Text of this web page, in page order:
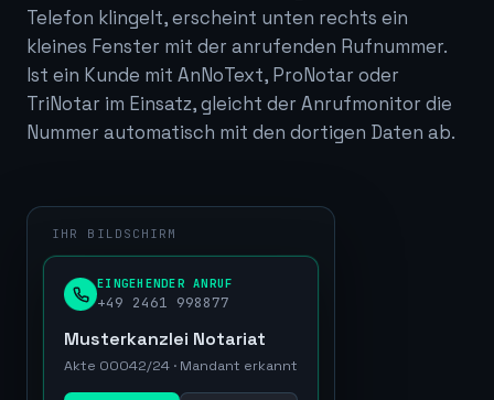
Telefon klingelt, erscheint unten rechts ein
kleines Fenster mit der anrufenden Rufnummer.
Ist ein Kunde mit AnNoText, ProNotar oder
TriNotar im Einsatz, gleicht der Anrufmonitor die
Nummer automatisch mit den dortigen Daten ab.
EINGEHENDER ANRUF
+49 2461 998877
Musterkanzlei Notariat
Akte 00042/24 · Mandant erkannt